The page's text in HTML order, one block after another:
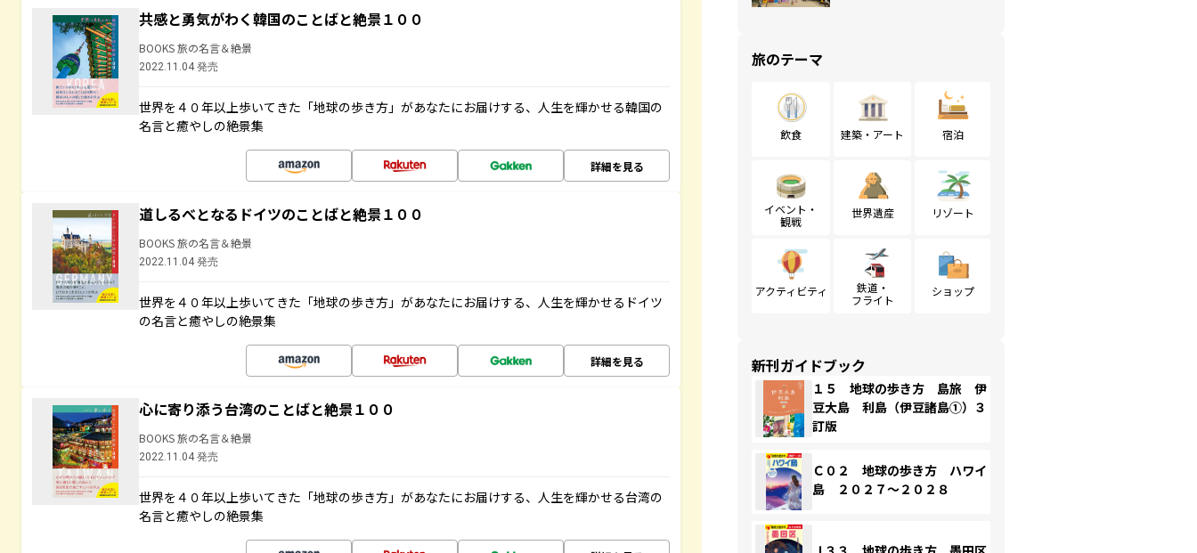
共感と勇気がわく韓国のことばと絶景１００
BOOKS 旅の名言＆絶景
2022.11.04 発売
世界を４０年以上歩いてきた「地球の歩き方」があなたにお届けする、人生を輝かせる韓国の
名言と癒やしの絶景集
詳細を見る
道しるべとなるドイツのことばと絶景１００
BOOKS 旅の名言＆絶景
2022.11.04 発売
世界を４０年以上歩いてきた「地球の歩き方」があなたにお届けする、人生を輝かせるドイツ
の名言と癒やしの絶景集
詳細を見る
心に寄り添う台湾のことばと絶景１００
BOOKS 旅の名言＆絶景
2022.11.04 発売
世界を４０年以上歩いてきた「地球の歩き方」があなたにお届けする、人生を輝かせる台湾の
名言と癒やしの絶景集
旅のテーマ
飲食 建築・アート 宿泊
イベント・
観戦
世界遺産 リゾート
アクティビティ
鉄道・
フライト
ショップ
新刊ガイドブック
１５ 地球の歩き方 島旅 伊
豆大島 利島（伊豆諸島①）３
訂版
Ｃ０２ 地球の歩き方 ハワイ
島 ２０２７～２０２８